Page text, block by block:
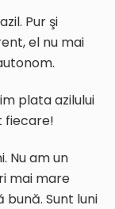
Pur şi
el nu mai
plata azilului
fiecare!
Nu am un
mai mare
Sunt luni